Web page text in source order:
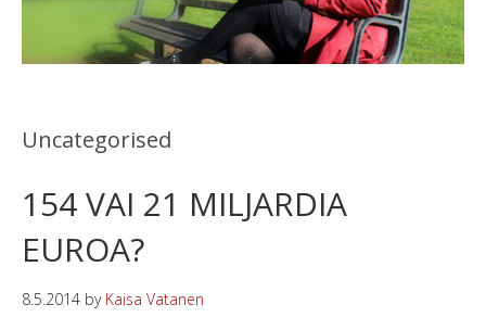
Uncategorised
154 VAI 21 MILJARDIA
EUROA?
8.5.2014 by Kaisa Vatanen